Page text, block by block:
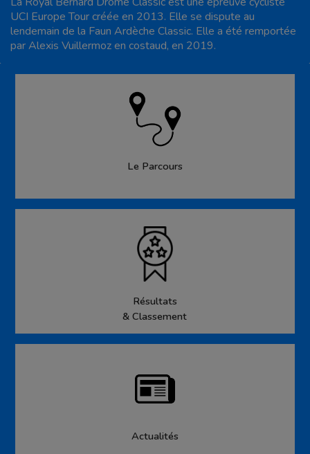
UCI Europe Tour créée en 2013. Elle se dispute au
lendemain de la Faun Ardèche Classic. Elle a été remportée
par Alexis Vuillermoz en costaud, en 2019.
Le Parcours
Résultats
& Classement
Actualités